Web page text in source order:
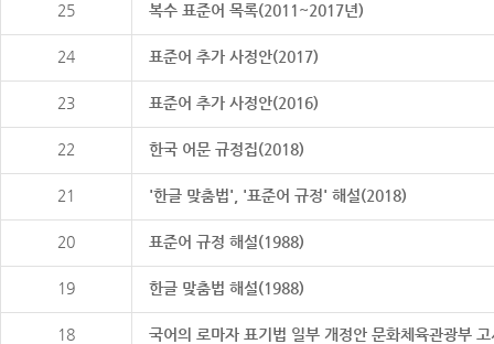
25 복수 표준어 목록(2011~2017년)
24 표준어 추가 사정안(2017)
23 표준어 추가 사정안(2016)
22 한국 어문 규정집(2018)
21 '한글 맞춤법', '표준어 규정' 해설(2018)
20 표준어 규정 해설(1988)
19 한글 맞춤법 해설(1988)
18 국어의 로마자 표기법 일부 개정안 문화체육관광부